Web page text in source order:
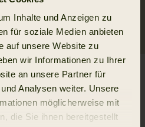
Inhalte und Anzeigen zu
für soziale Medien anbieten
auf unsere Website zu
wir Informationen zu Ihrer
an unsere Partner für
Analysen weiter. Unsere
möglicherweise mit
die Sie ihnen bereitgestellt
VETTED VINTAGE™
Asmund Verstärkte Hose
110.00 EUR
199.95 EUR
Str. 48